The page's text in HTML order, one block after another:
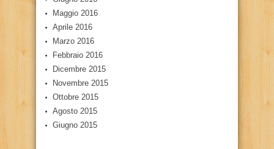
Maggio 2016
Aprile 2016
Marzo 2016
Febbraio 2016
Dicembre 2015
Novembre 2015
Ottobre 2015
Agosto 2015
Giugno 2015